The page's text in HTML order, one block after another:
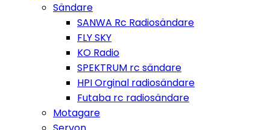
Sändare
SANWA Rc Radiosändare
FLY SKY
KO Radio
SPEKTRUM rc sändare
HPI Orginal radiosändare
Futaba rc radiosändare
Motagare